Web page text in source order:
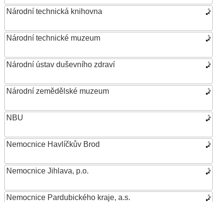
Národní technická knihovna
Národní technické muzeum
Národní ústav duševního zdraví
Národní zemědělské muzeum
NBU
Nemocnice Havlíčkův Brod
Nemocnice Jihlava, p.o.
Nemocnice Pardubického kraje, a.s.